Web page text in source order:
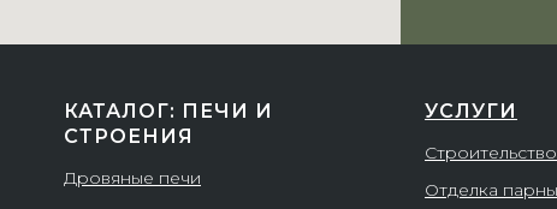
КАТАЛОГ: ПЕЧИ И
СТРОЕНИЯ
Дровяные печи
УСЛУГИ
Отделка